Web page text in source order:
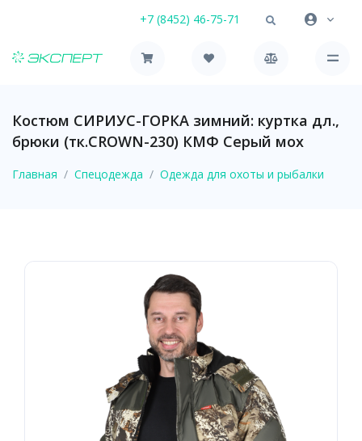
+7 (8452) 46-75-71
Костюм СИРИУС-ГОРКА зимний: куртка дл.,
брюки (тк.CROWN-230) КМФ Серый мох
Главная Спецодежда Одежда для охоты и рыбалки